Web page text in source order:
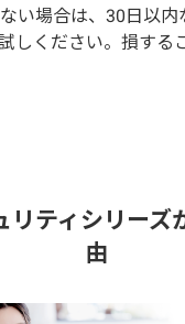
い場合は、30日以内
しください。損する
リティシリーズ
由